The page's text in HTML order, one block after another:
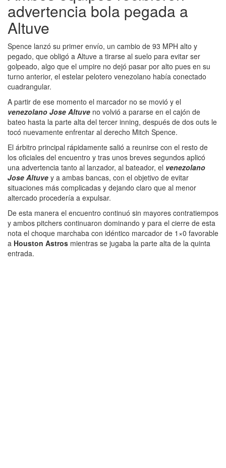
advertencia bola pegada a
Altuve
Spence lanzó su primer envío, un cambio de 93 MPH alto y
pegado, que obligó a Altuve a tirarse al suelo para evitar ser
golpeado, algo que el umpire no dejó pasar por alto pues en su
turno anterior, el estelar pelotero venezolano había conectado
cuadrangular.
A partir de ese momento el marcador no se movió y el
venezolano Jose Altuve no volvió a pararse en el cajón de
bateo hasta la parte alta del tercer inning, después de dos outs le
tocó nuevamente enfrentar al derecho Mitch Spence.
El árbitro principal rápidamente salió a reunirse con el resto de
los oficiales del encuentro y tras unos breves segundos aplicó
una advertencia tanto al lanzador, al bateador, el venezolano
Jose Altuve y a ambas bancas, con el objetivo de evitar
situaciones más complicadas y dejando claro que al menor
altercado procedería a expulsar.
De esta manera el encuentro continuó sin mayores contratiempos
y ambos pitchers continuaron dominando y para el cierre de esta
nota el choque marchaba con idéntico marcador de 1×0 favorable
a Houston Astros mientras se jugaba la parte alta de la quinta
entrada.